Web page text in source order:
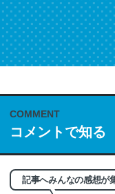
COMMENT
コメントで知る
記事へみんなの感想が
これは名文。彼は
もお勧め。自分は
─今のこの状況が信じ